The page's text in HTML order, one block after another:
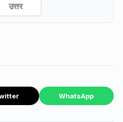
WhatsApp